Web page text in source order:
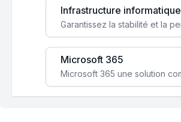
Infrastructure informatique
Microsoft 365